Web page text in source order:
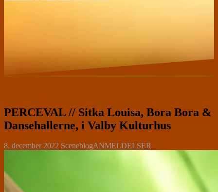
PERCEVAL // Sitka Louisa, Bora Bora &
Dansehallerne, i Valby Kulturhus
8. december 2022 SceneblogANMELDELSER